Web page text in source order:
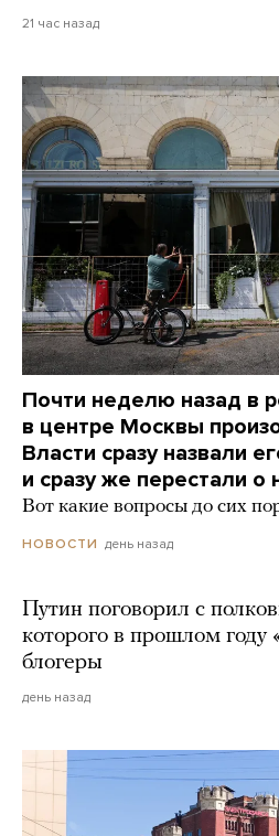
21 час назад
Почти неделю назад в
в центре Москвы
Власти сразу назвали
и сразу же перестали о
Вот какие вопросы до сих
НОВОСТИ день назад
Путин поговорил с
которого в прошлом году
блогеры
день назад